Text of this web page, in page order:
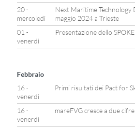
20 -
mercoledì
Next Maritime Technology
maggio 2024 a Trieste
01 -
venerdì
Presentazione dello
Febbraio
16 -
venerdì
Primi risultati dei Pact for
16 -
venerdì
mareFVG cresce a due